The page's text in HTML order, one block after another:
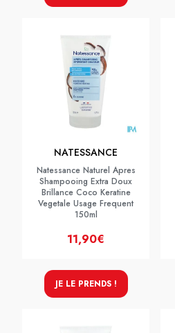
NATESSANCE
Natessance Naturel Apres
Shampooing Extra Doux
Brillance Coco Keratine
Vegetale Usage Frequent
150ml
11,90€
JE LE PRENDS !